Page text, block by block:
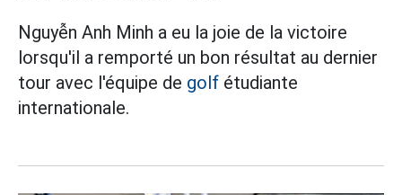
Nguyễn Anh Minh a eu la joie de la victoire
lorsqu'il a remporté un bon résultat au dernier
tour avec l'équipe de golf étudiante
internationale.